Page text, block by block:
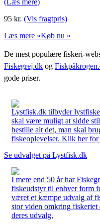
95 kr. (Vis fragtpris)
Læs mere »Køb nu »
De mest populære fiskeri-
Fiskegrej.dk og
gode priser.
Lystfisk.dk tilbyder
skal være muligt at sidde
bestille alt det, man skal
fiskeoplevelser. Klik her for
Se udvalget på Lystfisk.dk
I mere end 50 år har
fiskeudstyr til enhver form
været et kæmpe udvalg af
stor viden omkring
deres udvalg.